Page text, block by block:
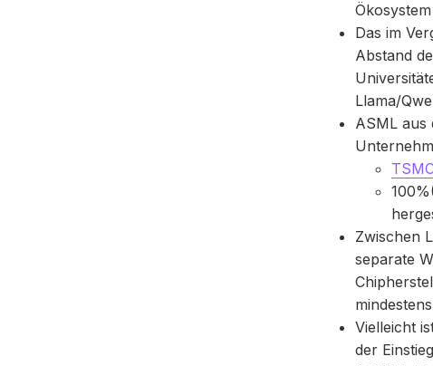
Das im
Abstand
Llama/
ASML aus
Zwischen
separate
Vielleicht
der